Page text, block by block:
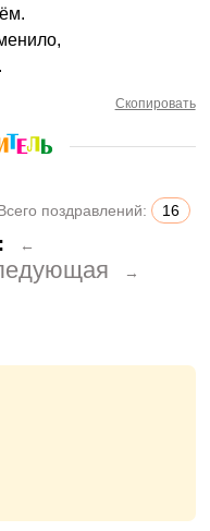
Скопировать
поздравлений: 16
←
→